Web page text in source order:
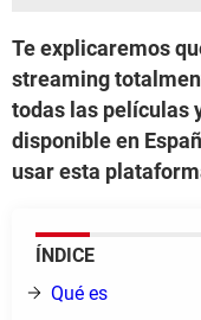
Te explicaremos
streaming
todas las películas
disponible en
usar esta
ÍNDICE
Qué es